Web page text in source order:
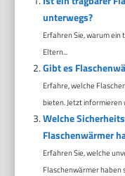
unterwegs?
Erfahren Sie, warum
Eltern...
Gibt es
Erfahre, welche
bieten. Jetzt informieren
Welche
Flaschenwärmer
Erfahren Sie, welche
Flaschenwärmer haben